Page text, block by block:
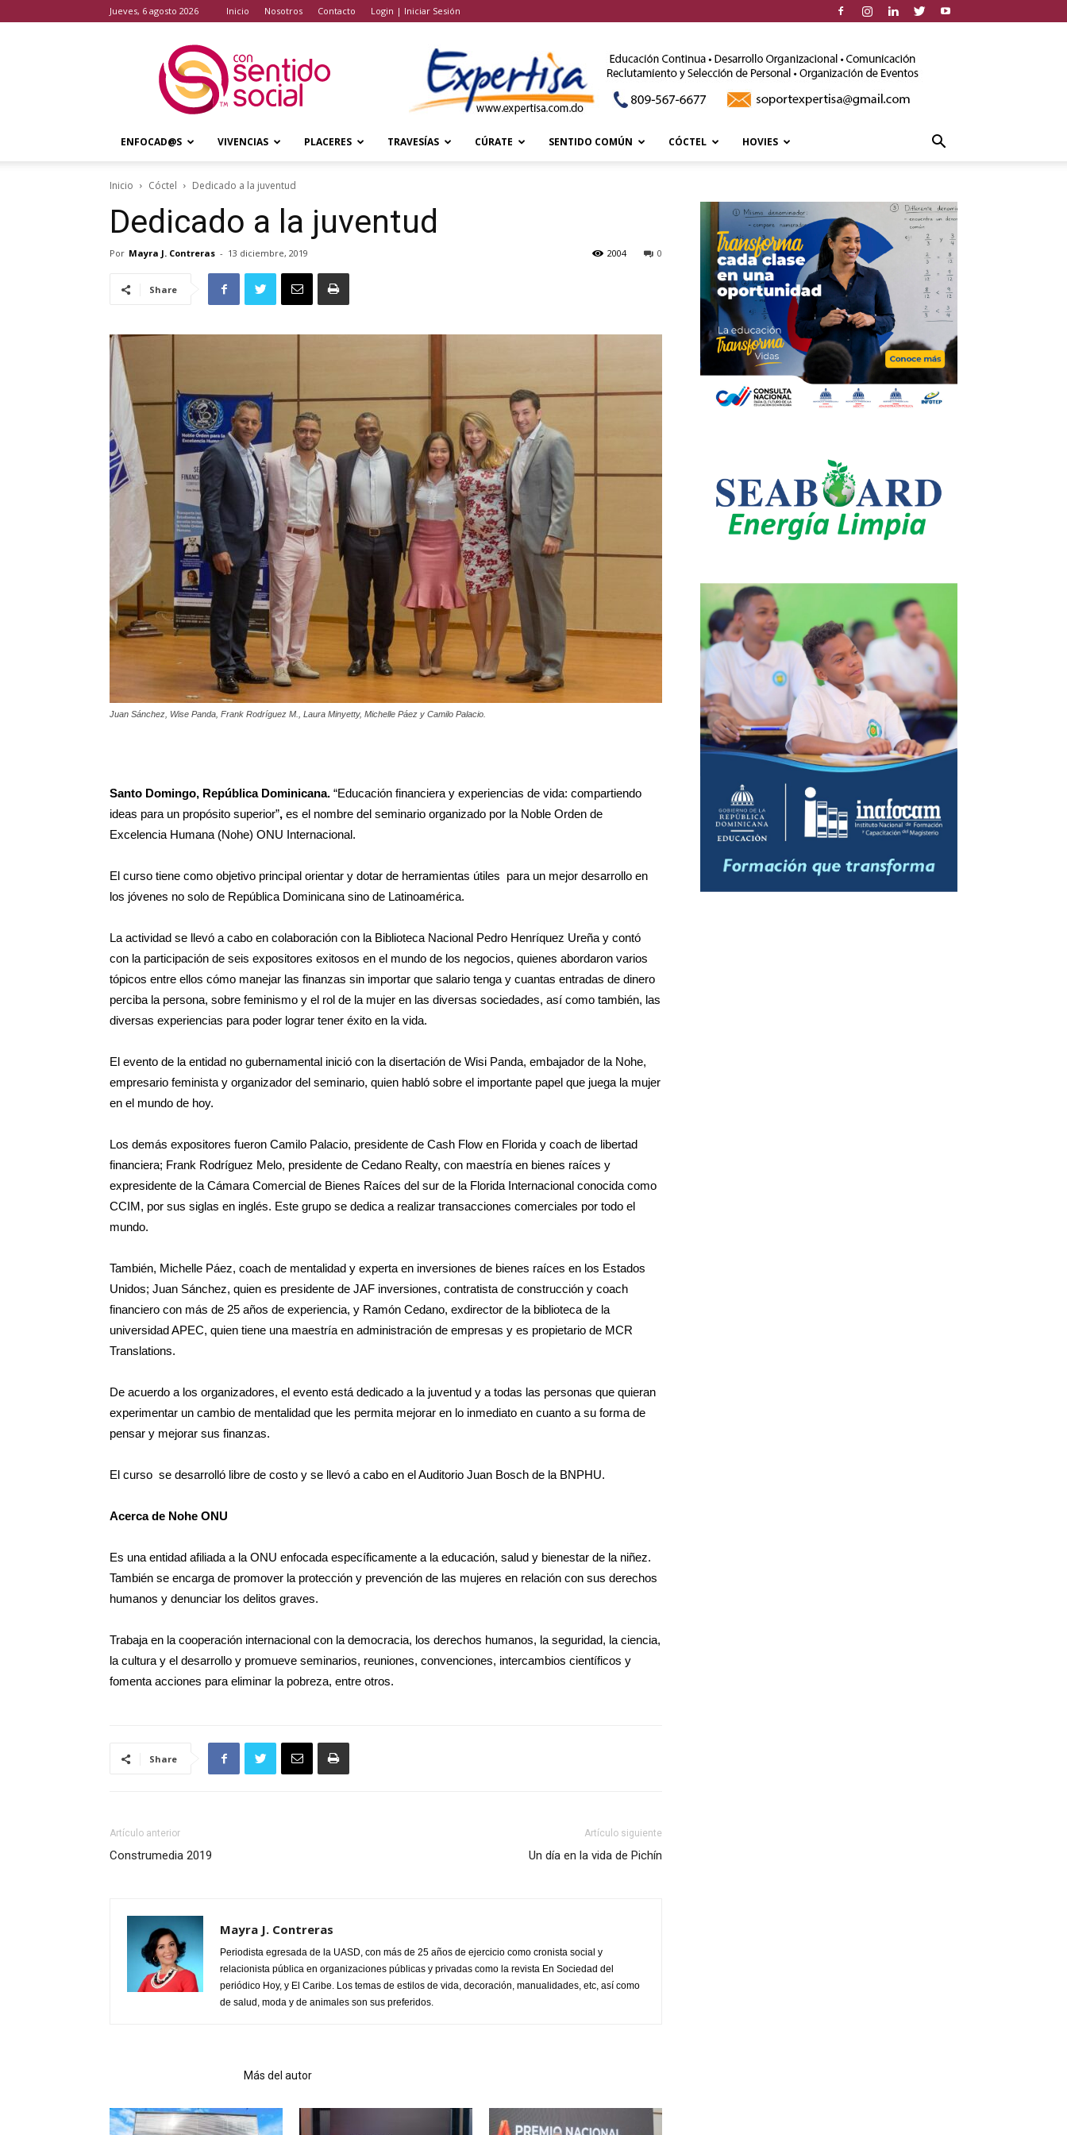
jueves, 6 agosto 2026 Inicio Nosotros Contacto Login | Iniciar Sesión
Sentido
Social
ENFOCAD@S VIVENCIAS PLACERES TRAVESÍAS CÚRATE SENTIDO COMÚN CÓCTEL HOVIES
Inicio Cóctel Dedicado a la juventud
Dedicado a la juventud
Por Mayra J. Contreras - 13 diciembre, 2019 0
2004
Share
Juan Sánchez, Wise Panda, Frank Rodríguez M., Laura Minyetty, Michelle Páez y Camilo Palacio.
Santo Domingo, República Dominicana. “Educación financiera y experiencias de vida: compartiendo
ideas para un propósito superior”, es el nombre del seminario organizado por la Noble Orden de
Excelencia Humana (Nohe) ONU Internacional.
El curso tiene como objetivo principal orientar y dotar de herramientas útiles para un mejor desarrollo en
los jóvenes no solo de República Dominicana sino de Latinoamérica.
La actividad se llevó a cabo en colaboración con la Biblioteca Nacional Pedro Henríquez Ureña y contó
con la participación de seis expositores exitosos en el mundo de los negocios, quienes abordaron varios
tópicos entre ellos cómo manejar las finanzas sin importar que salario tenga y cuantas entradas de dinero
perciba la persona, sobre feminismo y el rol de la mujer en las diversas sociedades, así como también, las
diversas experiencias para poder lograr tener éxito en la vida.
El evento de la entidad no gubernamental inició con la disertación de Wisi Panda, embajador de la Nohe,
empresario feminista y organizador del seminario, quien habló sobre el importante papel que juega la mujer
en el mundo de hoy.
Los demás expositores fueron Camilo Palacio, presidente de Cash Flow en Florida y coach de libertad
financiera; Frank Rodríguez Melo, presidente de Cedano Realty, con maestría en bienes raíces y
expresidente de la Cámara Comercial de Bienes Raíces del sur de la Florida Internacional conocida como
CCIM, por sus siglas en inglés. Este grupo se dedica a realizar transacciones comerciales por todo el
mundo.
También, Michelle Páez, coach de mentalidad y experta en inversiones de bienes raíces en los Estados
Unidos; Juan Sánchez, quien es presidente de JAF inversiones, contratista de construcción y coach
financiero con más de 25 años de experiencia, y Ramón Cedano, exdirector de la biblioteca de la
universidad APEC, quien tiene una maestría en administración de empresas y es propietario de MCR
Translations.
De acuerdo a los organizadores, el evento está dedicado a la juventud y a todas las personas que quieran
experimentar un cambio de mentalidad que les permita mejorar en lo inmediato en cuanto a su forma de
pensar y mejorar sus finanzas.
El curso se desarrolló libre de costo y se llevó a cabo en el Auditorio Juan Bosch de la BNPHU.
Acerca de Nohe ONU
Es una entidad afiliada a la ONU enfocada específicamente a la educación, salud y bienestar de la niñez.
También se encarga de promover la protección y prevención de las mujeres en relación con sus derechos
humanos y denunciar los delitos graves.
Trabaja en la cooperación internacional con la democracia, los derechos humanos, la seguridad, la ciencia,
la cultura y el desarrollo y promueve seminarios, reuniones, convenciones, intercambios científicos y
fomenta acciones para eliminar la pobreza, entre otros.
Share
Artículo anterior
Construmedia 2019
Artículo siguiente
Un día en la vida de Pichín
Mayra J. Contreras
Periodista egresada de la UASD, con más de 25 años de ejercicio como cronista social y
relacionista pública en organizaciones públicas y privadas como la revista En Sociedad del
periódico Hoy, y El Caribe. Los temas de estilos de vida, decoración, manualidades, etc, así como
de salud, moda y de animales son sus preferidos.
Más del autor